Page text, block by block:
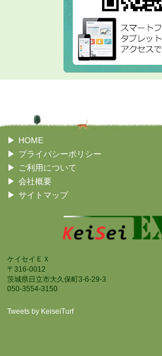
HOME
プライバシーポリシー
ご利用について
会社概要
サイトマップ
ケイセイＥＸ
〒316-0012
茨城県日立市大久保町3-6-29-3
050-3554-3150
Tweets by KeiseiTurf